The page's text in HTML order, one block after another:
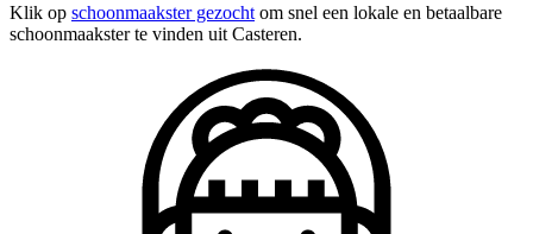
Klik op schoonmaakster gezocht om snel een lokale en betaalbare
schoonmaakster te vinden uit Casteren.